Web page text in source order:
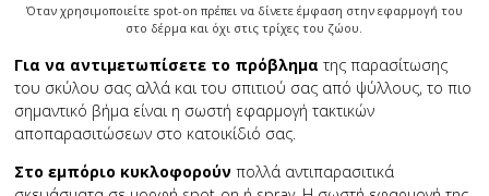
Όταν χρησιμοποιείτε spot-on πρέπει να δίνετε έμφαση στην εφαρμογή του
στο δέρμα και όχι στις τρίχες του ζώου.
Για να αντιμετωπίσετε το πρόβλημα της παρασίτωσης
του σκύλου σας αλλά και του σπιτιού σας από ψύλλους, το πιο
σημαντικό βήμα είναι η σωστή εφαρμογή τακτικών
αποπαρασιτώσεων στο κατοικίδιό σας.
Στο εμπόριο κυκλοφορούν πολλά αντιπαρασιτικά